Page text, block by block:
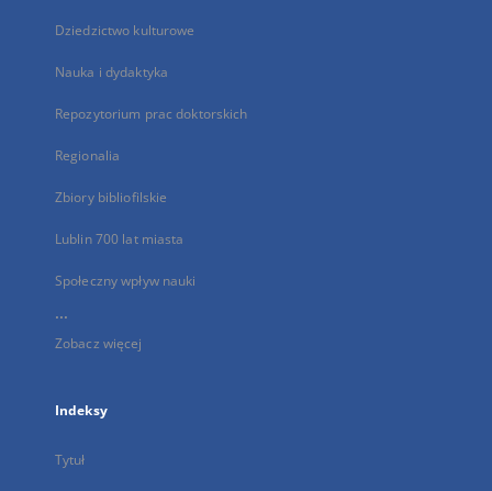
Dziedzictwo kulturowe
Nauka i dydaktyka
Repozytorium prac doktorskich
Regionalia
Zbiory bibliofilskie
Lublin 700 lat miasta
Społeczny wpływ nauki
...
Zobacz więcej
Indeksy
Tytuł